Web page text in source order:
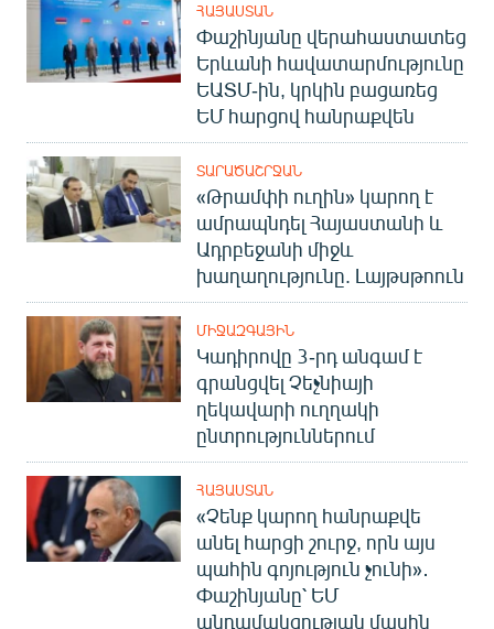
ՀԱՅԱՍՏԱՆ
Փաշինյանը վերահաստատեց
Երևանի հավատարմությունը
ԵԱՏՄ-ին, կրկին բացառեց
ԵՄ հարցով հանրաքվեն
ՏԱՐԱԾԱՇՐՋԱՆ
«Թրամփի ուղին» կարող է
ամրապնդել Հայաստանի և
Ադրբեջանի միջև
խաղաղությունը. Լայթսթոուն
ՄԻՋԱԶԳԱՅԻՆ
Կադիրովը 3-րդ անգամ է
գրանցվել Չեչնիայի
ղեկավարի ուղղակի
ընտրություններում
ՀԱՅԱՍՏԱՆ
«Չենք կարող հանրաքվե
անել հարցի շուրջ, որն այս
պահին գոյություն չունի»․
Փաշինյանը՝ ԵՄ
անդամակցության մասին